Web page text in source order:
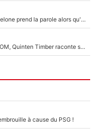
Ferran Torres a dit oui au PSG : Le FC Barcelone prend la parole alors qu'un transfert de l'attaquant espagnol prend forme
En plein cauchemar après son transfert à l'OM, Quinten Timber raconte ses doutes après sa signature à Marseille
à cause du PSG !